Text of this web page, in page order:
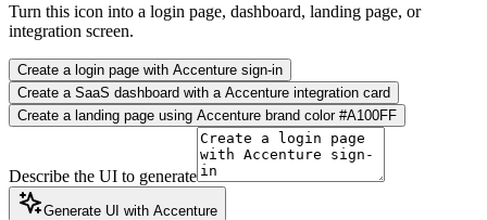
Turn this icon into a login page, dashboard, landing page, or
integration screen.
Create a login page with Accenture sign-in
Create a SaaS dashboard with a Accenture integration card
Create a landing page using Accenture brand color #A100FF
Describe the UI to generate
Generate UI with Accenture